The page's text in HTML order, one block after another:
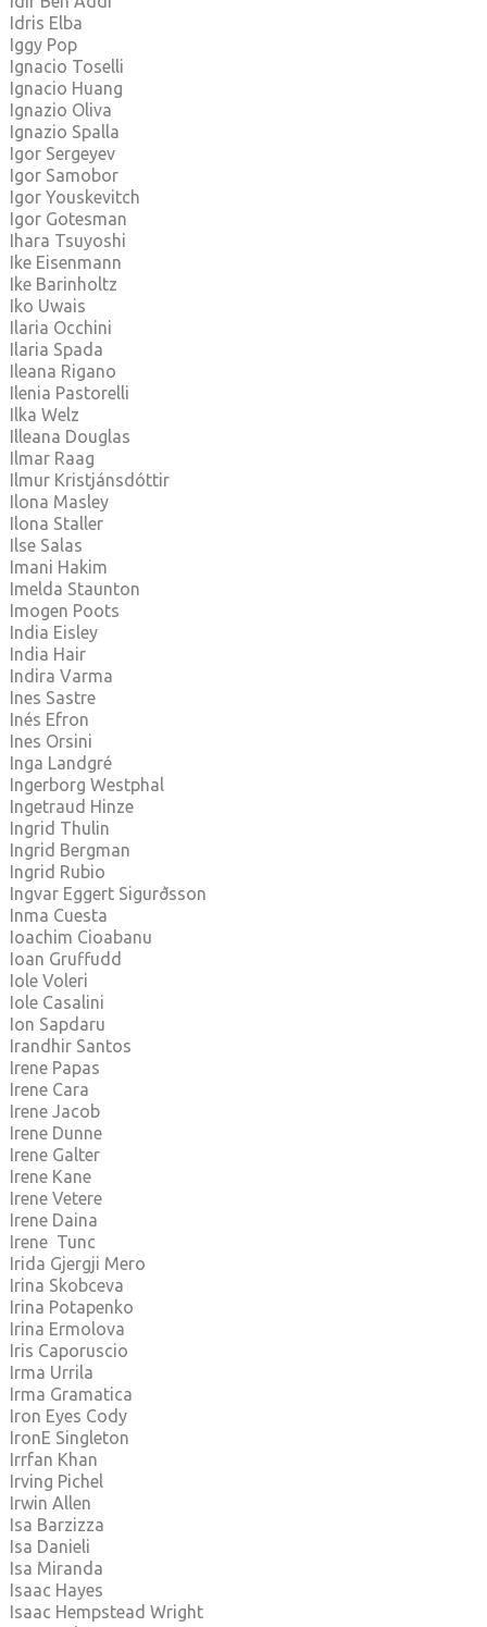
Idris Elba
Iggy Pop
Ignacio Toselli
Ignacio Huang
Ignazio Oliva
Ignazio Spalla
Igor Sergeyev
Igor Samobor
Igor Youskevitch
Igor Gotesman
Ihara Tsuyoshi
Ike Eisenmann
Ike Barinholtz
Iko Uwais
Ilaria Occhini
Ilaria Spada
Ileana Rigano
Ilenia Pastorelli
Ilka Welz
Illeana Douglas
Ilmar Raag
Ilmur Kristjánsdóttir
Ilona Masley
Ilona Staller
Ilse Salas
Imani Hakim
Imelda Staunton
Imogen Poots
India Eisley
India Hair
Indira Varma
Ines Sastre
Inés Efron
Ines Orsini
Inga Landgré
Ingerborg Westphal
Ingetraud Hinze
Ingrid Thulin
Ingrid Bergman
Ingrid Rubio
Ingvar Eggert Sigurðsson
Inma Cuesta
Ioachim Cioabanu
Ioan Gruffudd
Iole Voleri
Iole Casalini
Ion Sapdaru
Irandhir Santos
Irene Papas
Irene Cara
Irene Jacob
Irene Dunne
Irene Galter
Irene Kane
Irene Vetere
Irene Daina
Irene Tunc
Irida Gjergji Mero
Irina Skobceva
Irina Potapenko
Irina Ermolova
Iris Caporuscio
Irma Urrila
Irma Gramatica
Iron Eyes Cody
IronE Singleton
Irrfan Khan
Irving Pichel
Irwin Allen
Isa Barzizza
Isa Danieli
Isa Miranda
Isaac Hayes
Isaac Hempstead Wright